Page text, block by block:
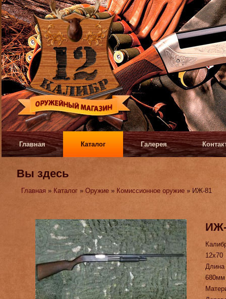
Главная Каталог Галерея
Вы здесь
Главная » Каталог »Оружие » Комиссионное оружие » ИЖ-81
12х70
680мм